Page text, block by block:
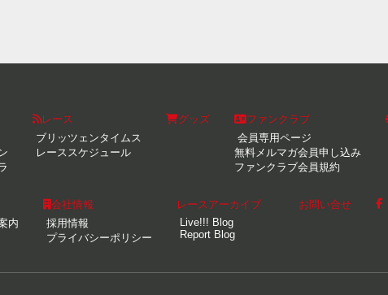
レース
ブリッツェンタイムス
レーススケジュール
グッズ
ファンクラブ
会員専用ページ
無料メルマガ会員申し込み
ファンクラブ会員規約
内
会社情報
採用情報
プライバシーポリシー
レースアーカイブ
Live!!! Blog
Report Blog
お問い合せ